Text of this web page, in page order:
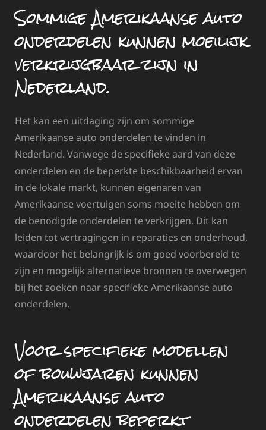
Sommige Amerikaanse auto
onderdelen kunnen moeilijk
verkrijgbaar zijn in
Nederland.
Het kan een uitdaging zijn om sommige
Amerikaanse auto onderdelen te vinden in
Nederland. Vanwege de specifieke aard van deze
onderdelen en de beperkte beschikbaarheid ervan
in de lokale markt, kunnen eigenaren van
Amerikaanse voertuigen soms moeite hebben om
de benodigde onderdelen te verkrijgen. Dit kan
leiden tot vertragingen in reparaties en onderhoud,
waardoor het belangrijk is om goed voorbereid te
zijn en mogelijk alternatieve bronnen te overwegen
bij het zoeken naar specifieke Amerikaanse auto
onderdelen.
Voor specifieke modellen
of bouwjaren kunnen
Amerikaanse auto
onderdelen beperkt